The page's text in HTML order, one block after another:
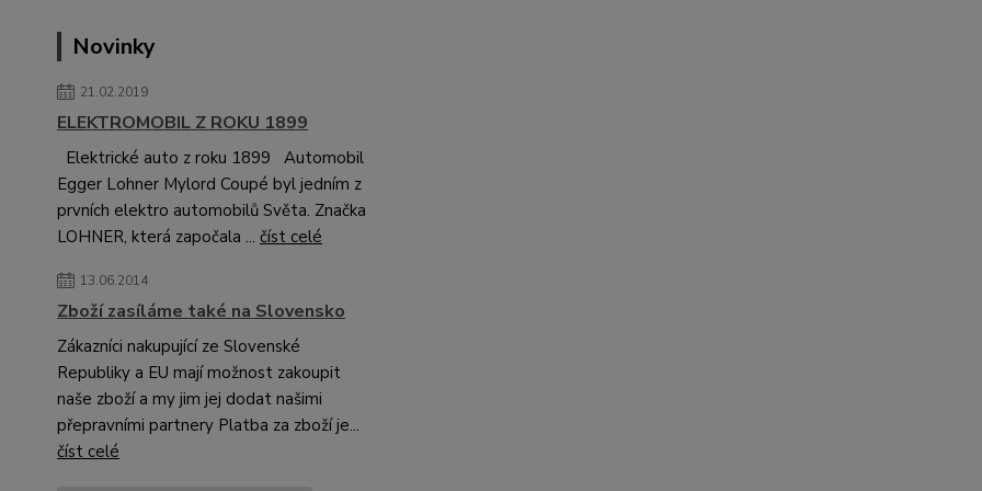
Novinky
21.02.2019
ELEKTROMOBIL Z ROKU 1899
Elektrické auto z roku 1899 Automobil
Egger Lohner Mylord Coupé byl jedním z
prvních elektro automobilů Světa. Značka
LOHNER, která započala ... číst celé
13.06.2014
Zboží zasíláme také na Slovensko
Zákazníci nakupující ze Slovenské
Republiky a EU mají možnost zakoupit
naše zboží a my jim jej dodat našimi
přepravními partnery Platba za zboží je...
číst celé